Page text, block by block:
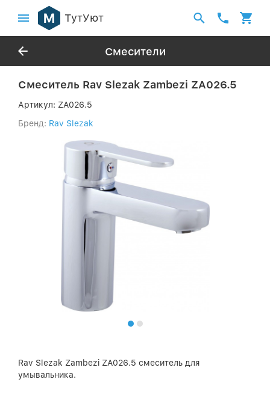
ТутУют
Смесители
Смеситель Rav Slezak Zambezi ZA026.5
Артикул: ZA026.5
Бренд: Rav Slezak
Rav Slezak Zambezi ZA026.5 смеситель для
умывальника.